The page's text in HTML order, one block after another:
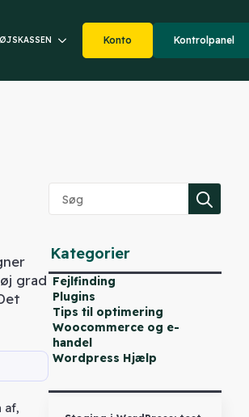
Konto Kontrolpanel
grad
af,
Search
Kategorier
Fejlfinding
Plugins
Tips til optimering
Woocommerce og e-
handel
Wordpress Hjælp